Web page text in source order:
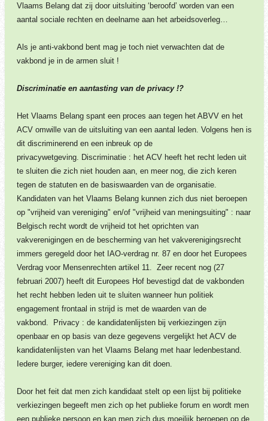
Vlaams Belang dat zij door uitsluiting ‘beroofd’ worden van een
aantal sociale rechten en deelname aan het arbeidsoverleg…
Als je anti-vakbond bent mag je toch niet verwachten dat de
vakbond je in de armen sluit !
Discriminatie en aantasting van de privacy !?
Het Vlaams Belang spant een proces aan tegen het ABVV en het
ACV omwille van de uitsluiting van een aantal leden. Volgens hen is
dit discriminerend en een inbreuk op de
privacywetgeving.
Discriminatie : het ACV heeft het recht leden uit
te sluiten die zich niet houden aan, en meer nog, die zich keren
tegen de statuten en de basiswaarden van de organisatie.
Kandidaten van het Vlaams Belang kunnen zich dus niet beroepen
op "vrijheid van vereniging" en/of "vrijheid van meningsuiting" : naar
Belgisch recht wordt de vrijheid tot het oprichten van
vakverenigingen en de bescherming van het vakverenigingsrecht
immers geregeld door het IAO-verdrag nr. 87 en door het Europees
Verdrag voor Mensenrechten artikel 11. Zeer recent nog (27
februari 2007) heeft dit Europees Hof bevestigd dat de vakbonden
het recht hebben leden uit te sluiten wanneer hun politiek
engagement frontaal in strijd is met de waarden van de
vakbond.
Privacy : de kandidatenlijsten bij verkiezingen zijn
openbaar en op basis van deze gegevens vergelijkt het ACV de
kandidatenlijsten van het Vlaams Belang met haar ledenbestand.
Iedere burger, iedere vereniging kan dit doen.
Door het feit dat men zich kandidaat stelt op een lijst bij politieke
verkiezingen begeeft men zich op het publieke forum en wordt men
een publieke persoon en kan men zich dus moeilijk beroepen op de